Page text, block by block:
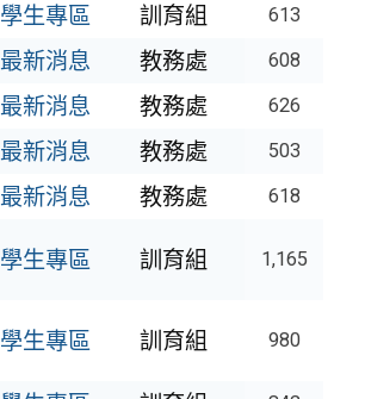
學生專區 訓育組 613
最新消息 教務處 608
最新消息 教務處 626
最新消息 教務處 503
最新消息 教務處 618
學生專區 訓育組 1,165
學生專區 訓育組 980